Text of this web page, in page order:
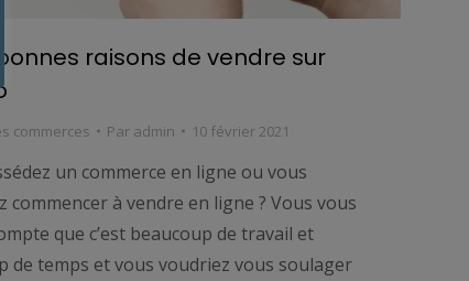
bonnes raisons de vendre sur
commerces Par admin 10 février 2021
un commerce en ligne ou vous
commencer à vendre en ligne ? Vous vous
que c’est beaucoup de travail et
de temps et vous voudriez vous soulager